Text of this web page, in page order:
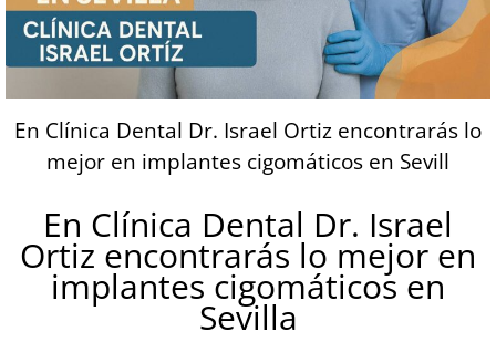
En Clínica Dental Dr. Israel Ortiz encontrarás lo
mejor en implantes cigomáticos en Sevill
En Clínica Dental Dr. Israel
Ortiz encontrarás lo mejor en
implantes cigomáticos en
Sevilla